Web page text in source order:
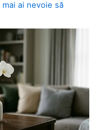
ai nevoie să